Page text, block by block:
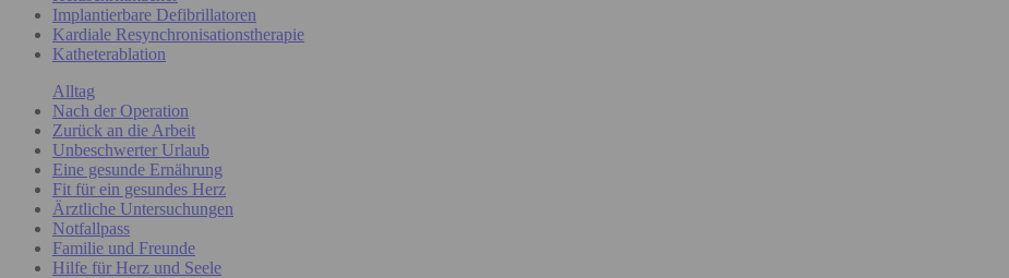
Implantierbare Defibrillatoren
Kardiale Resynchronisationstherapie
Katheterablation
Alltag
Nach der Operation
Zurück an die Arbeit
Unbeschwerter Urlaub
Eine gesunde Ernährung
Fit für ein gesundes Herz
Ärztliche Untersuchungen
Notfallpass
Familie und Freunde
Hilfe für Herz und Seele